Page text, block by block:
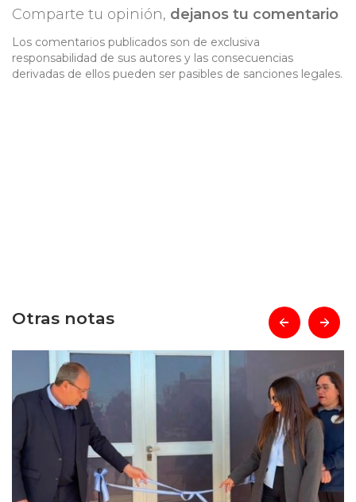
Comparte tu opinión, dejanos tu comentario
Los comentarios publicados son de exclusiva
responsabilidad de sus autores y las consecuencias
derivadas de ellos pueden ser pasibles de sanciones legales.
Otras notas prev next